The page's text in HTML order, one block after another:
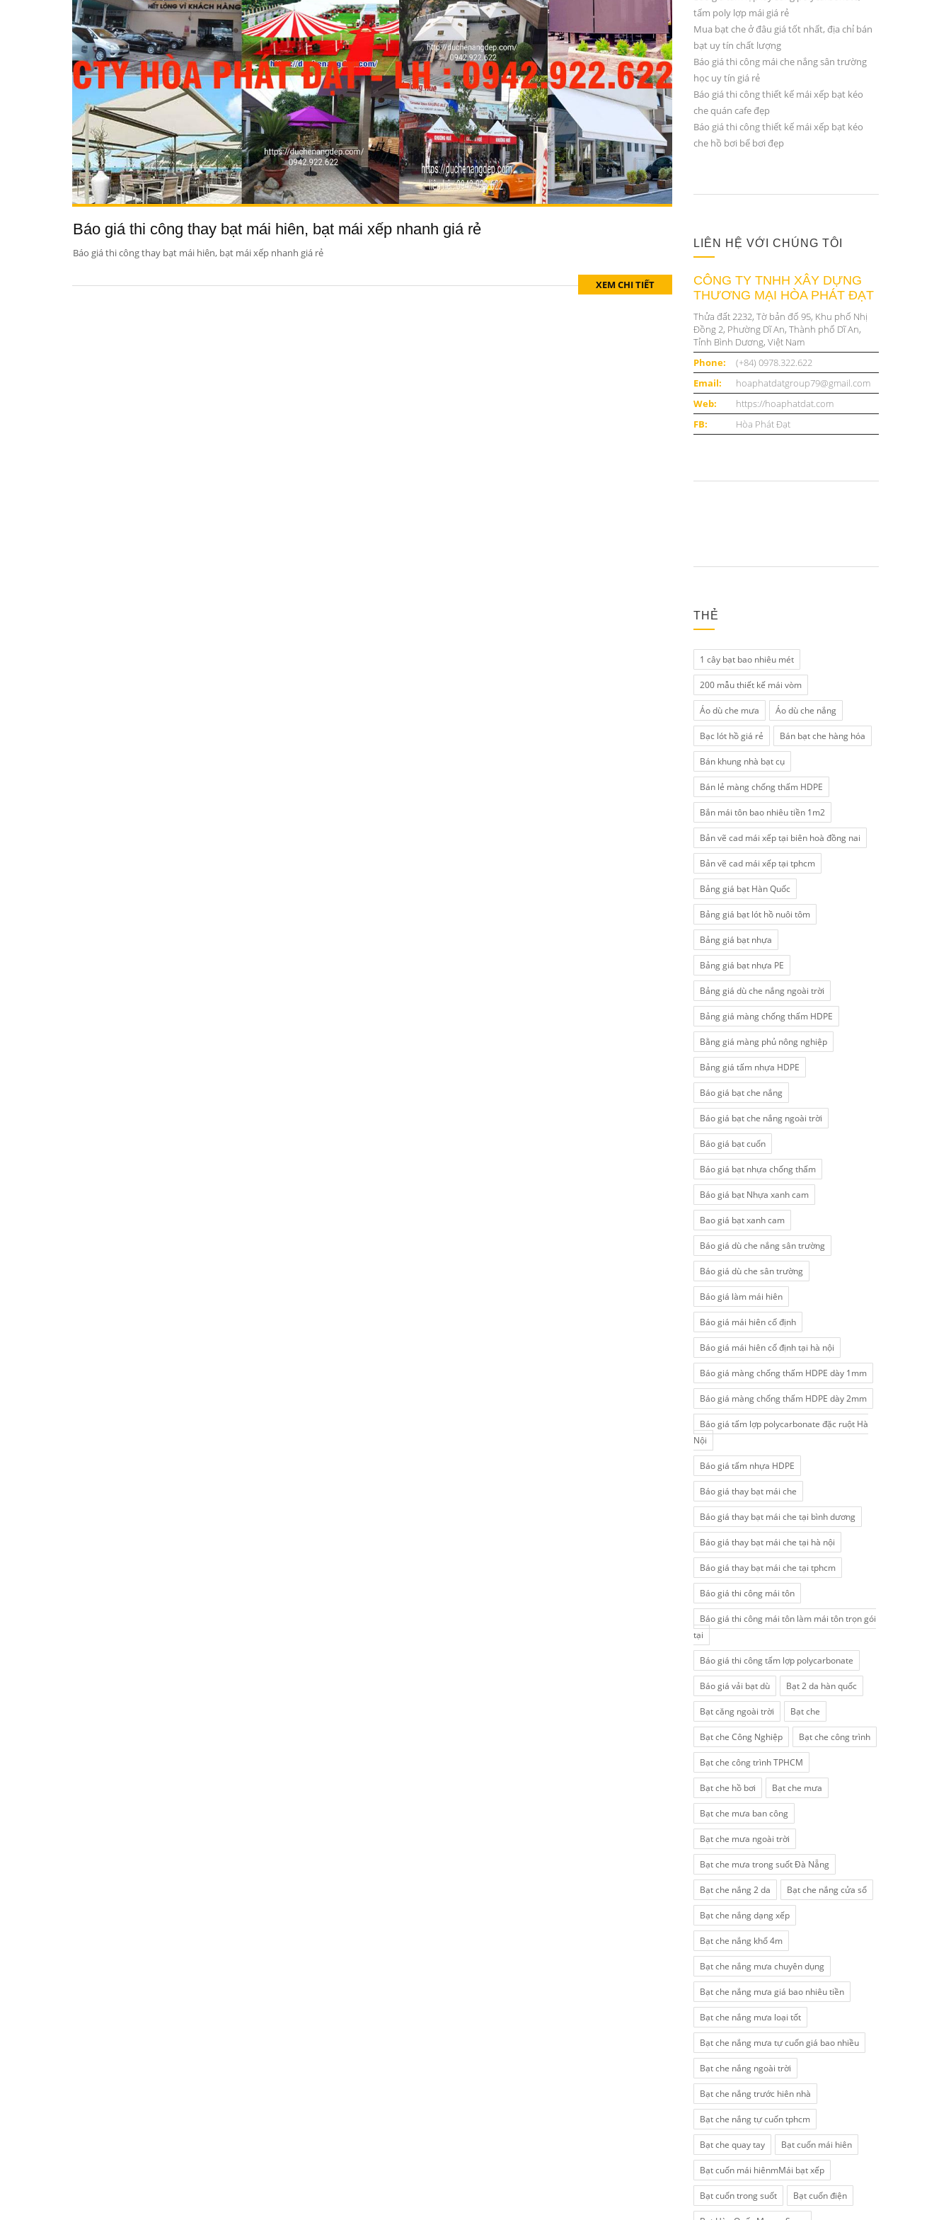
Báo giá thi công thay bạt mái hiên, bạt mái xếp nhanh giá rẻ
Báo giá thi công thay bạt mái hiên, bạt mái xếp nhanh giá rẻ
XEM CHI TIẾT
tấm poly lợp mái giá rẻ
Mua bạt che ở đâu giá tốt nhất, địa chỉ bán
bạt uy tín chất lượng
Báo giá thi công mái che nắng sân trường
học uy tín giá rẻ
Báo giá thi công thiết kế mái xếp bạt kéo
che quán cafe đẹp
Báo giá thi công thiết kế mái xếp bạt kéo
che hồ bơi bể bơi đẹp
LIÊN HỆ VỚI CHÚNG TÔI
CÔNG TY TNHH XÂY DỰNG
THƯƠNG MẠI HÒA PHÁT ĐẠT
Thửa đất 2232, Tờ bản đố 95, Khu phố Nhị
Đồng 2, Phường Dĩ An, Thành phố Dĩ An,
Tỉnh Bình Dương, Việt Nam
Phone:
(+84) 0978.322.622
Email:
hoaphatdatgroup79@gmail.com
Web:
https://hoaphatdat.com
FB:
Hòa Phát Đạt
THẺ
1 cây bạt bao nhiêu mét
200 mẫu thiết kế mái vòm
Áo dù che mưa Áo dù che nắng
Bạc lót hồ giá rẻ Bán bạt che hàng hóa
Bán khung nhà bạt cụ
Bán lẻ màng chống thấm HDPE
Bắn mái tôn bao nhiêu tiền 1m2
Bản vẽ cad mái xếp tại biên hoà đồng nai
Bản vẽ cad mái xếp tại tphcm
Bảng giá bạt Hàn Quốc
Bảng giá bạt lót hồ nuôi tôm
Bảng giá bạt nhựa
Bảng giá bạt nhựa PE
Bảng giá dù che nắng ngoài trời
Bảng giá màng chống thấm HDPE
Bằng giá màng phủ nông nghiệp
Bảng giá tấm nhựa HDPE
Báo giá bạt che nắng
Báo giá bạt che nắng ngoài trời
Báo giá bạt cuốn
Báo giá bạt nhựa chống thấm
Báo giá bạt Nhựa xanh cam
Bao giá bạt xanh cam
Báo giá dù che nắng sân trường
Báo giá dù che sân trường
Báo giá làm mái hiên
Báo giá mái hiên cố định
Báo giá mái hiên cố định tại hà nội
Báo giá màng chống thấm HDPE dày 1mm
Báo giá màng chống thấm HDPE dày 2mm
Báo giá tấm lợp polycarbonate đặc ruột Hà
Nội
Báo giá tấm nhựa HDPE
Báo giá thay bạt mái che
Báo giá thay bạt mái che tại bình dương
Báo giá thay bạt mái che tại hà nội
Báo giá thay bạt mái che tại tphcm
Báo giá thi công mái tôn
Báo giá thi công mái tôn làm mái tôn trọn gói
tại
Báo giá thi công tấm lợp polycarbonate
Báo giá vải bạt dù Bạt 2 da hàn quốc
Bạt căng ngoài trời Bạt che
Bạt che Công Nghiệp Bạt che công trình
Bạt che công trình TPHCM
Bạt che hồ bơi Bạt che mưa
Bạt che mưa ban công
Bạt che mưa ngoài trời
Bạt che mưa trong suốt Đà Nẵng
Bạt che nắng 2 da Bạt che nắng cửa sổ
Bạt che nắng dạng xếp
Bạt che nắng khổ 4m
Bạt che nắng mưa chuyên dụng
Bạt che nắng mưa giá bao nhiêu tiền
Bạt che nắng mưa loại tốt
Bạt che nắng mưa tự cuốn giá bao nhiều
Bạt che nắng ngoài trời
Bạt che nắng trước hiên nhà
Bạt che nắng tự cuốn tphcm
Bạt che quay tay Bạt cuốn mái hiên
Bạt cuốn mái hiênmMái bạt xếp
Bạt cuốn trong suốt Bạt cuốn điện